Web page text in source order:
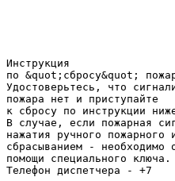
Инструкция
по &quot;сбросу&quot;
Удостоверьтесь, что
пожара нет и приступайте
к сбросу по инструкции
В случае, если пожарная
нажатия ручного пожарного
сбрасыванием - необходимо
помощи специального ключа.